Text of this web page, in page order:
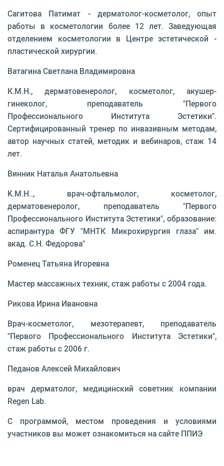
Сагитова Патимат - дерматолог-косметолог, опыт
работы в косметологии более 12 лет. Заведующая
отделением косметологии в Центре эстетической -
пластической хирургии.
Ватагина Светлана Владимировна
К.М.Н., дерматовенеролог, косметолог, акушер-
гинеколог, преподаватель "Первого
Профессионального Института Эстетики".
Сертифицированный тренер по инвазивным методам,
автор научных статей, методик и вебинаров, стаж 14
лет.
Винник Наталья Анатольевна
K.М.Н.., врач-офтальмолог, косметолог,
дерматовенеролог, преподаватель "Первого
Профессионального Института Эстетики", образование:
аспирантура ФГУ "МНТК Микрохирургия глаза" им.
акад. С.Н. Федорова"
Роменец Татьяна Игоревна
Мастер массажных техник, стаж работы с 2004 года.
Рикова Ирина Ивановна
Врач-косметолог, мезотерапевт, преподаватель
"Первого Профессионального Института Эстетики",
стаж работы с 2006 г.
Педанов Алексей Михайлович
врач дерматолог, медицинский советник компании
Regen Lab.
С программой, местом проведения и условиями
участников вы может ознакомиться на сайте ППИЭ